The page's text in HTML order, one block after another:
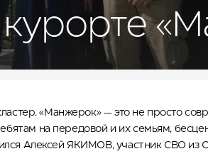
«Манжерок» — это не просто
на передовой и их семьям,
Алексей ЯКИМОВ, участник СВО из